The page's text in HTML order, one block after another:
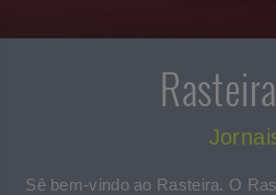
Sê bem-vindo ao Rasteira. O